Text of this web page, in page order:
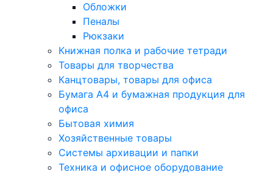
Обложки
Пеналы
Рюкзаки
Книжная полка и рабочие тетради
Товары для творчества
Канцтовары, товары для офиса
Бумага А4 и бумажная продукция для
офиса
Бытовая химия
Хозяйственные товары
Системы архивации и папки
Техника и офисное оборудование